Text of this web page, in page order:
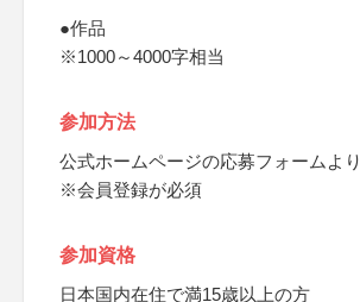
●作品
※1000～4000字相当
参加方法
公式ホームページの応募フォームより
※会員登録が必須
参加資格
日本国内在住で満15歳以上の方